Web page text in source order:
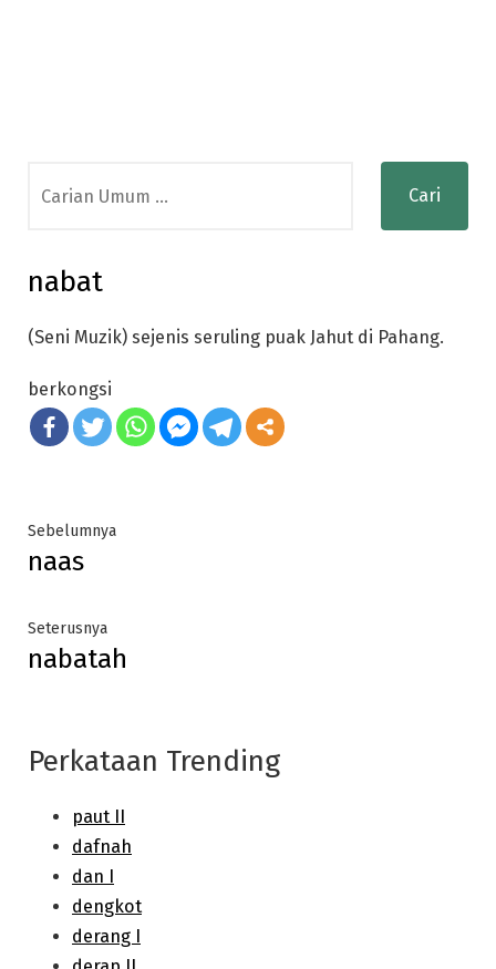
for:
nabat
(Seni Muzik) sejenis seruling puak Jahut di Pahang.
berkongsi
Post
navigation
SebelumnyaPrevious
naas
SeterusnyaNext
post:
nabatah
Perkataan Trending